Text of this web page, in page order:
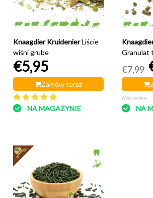
Knaagdier Kruidenier Liście
wiśni grube
€5,95
Zamów teraz
NA MAGAZYNIE
Granulat
€7,99
Nieoceniony
NA